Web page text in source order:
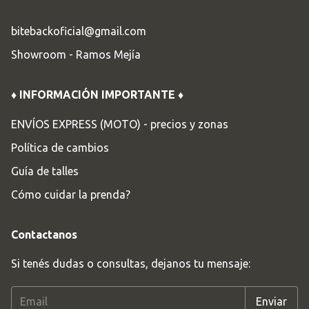
bitebackoficial@gmail.com
Showroom - Ramos Mejía
♦ INFORMACIÓN IMPORTANTE ♦
ENVÍOS EXPRESS (MOTO) - precios y zonas
Política de cambios
Guía de talles
Cómo cuidar la prenda?
Contactanos
Si tenés dudas o consultas, dejanos tu mensaje: